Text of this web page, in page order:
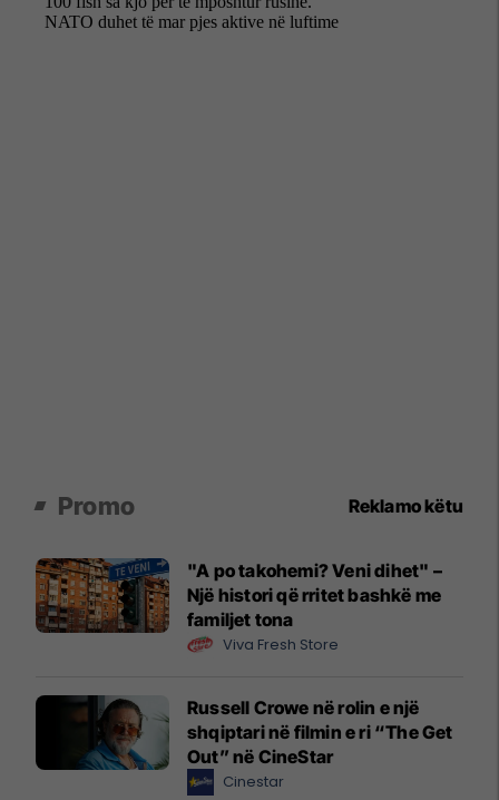
Promo Reklamo këtu
"A po takohemi? Veni dihet" –
Një histori që rritet bashkë me
familjet tona
Viva Fresh Store
Russell Crowe në rolin e një
shqiptari në filmin e ri “The Get
Out” në CineStar
Cinestar